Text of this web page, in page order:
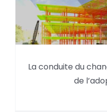
La conduite
une étape
La conduite du
de